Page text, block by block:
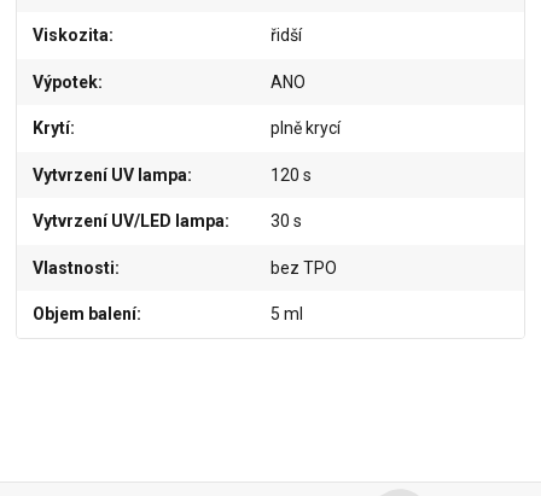
Viskozita řidší
Výpotek ANO
Krytí plně krycí
Vytvrzení UV lampa 120 s
Vytvrzení UV/LED lampa 30 s
Vlastnosti bez TPO
Objem balení 5 ml